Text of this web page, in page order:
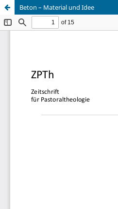
Beton – Material und Idee